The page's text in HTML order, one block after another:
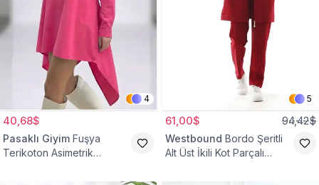
4
40,68$
Pasaklı Giyim Fuşya
Terikoton Asimetrik
5
61,00$ 94,42$
Westbound Bordo Şeritli
Alt Üst İkili Kot Parçalı